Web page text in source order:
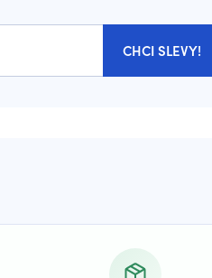
CHCI SLEVY!